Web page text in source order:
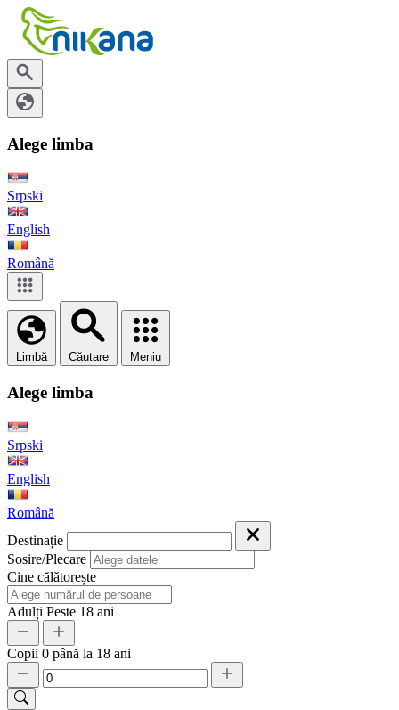
Alege limba
Srpski
English
Română
Limbă Căutare Meniu
Alege limba
Srpski
English
Română
Destinație
Sosire/Plecare
Cine călătorește
Adulți Peste 18 ani
Copii 0 până la 18 ani